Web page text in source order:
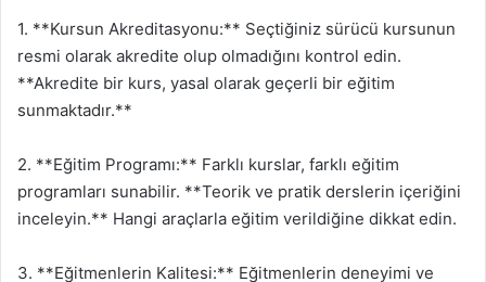
1. **Kursun Akreditasyonu:** Seçtiğiniz sürücü kursunun
resmi olarak akredite olup olmadığını kontrol edin.
**Akredite bir kurs, yasal olarak geçerli bir eğitim
sunmaktadır.**
2. **Eğitim Programı:** Farklı kurslar, farklı eğitim
programları sunabilir. **Teorik ve pratik derslerin içeriğini
inceleyin.** Hangi araçlarla eğitim verildiğine dikkat edin.
3. **Eğitmenlerin Kalitesi:** Eğitmenlerin deneyimi ve